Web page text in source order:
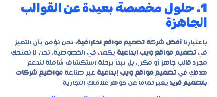
1. حلول مخصصة بعيدة عن القوالب
الجاهزة
باعتبارنا أفضل شركة تصميم مواقع احترافية، نحن نؤمن بأن التميز
في تصميم مواقع ويب إبداعية يكمن في الخصوصية. نحن لا نمنحكِ
مجرد قالب جاهز أو مكرر، بل نبدأ برحلة استكشاف شاملة لندعم
هدفكِ في تصميم مواقع ويب إبداعية عبر صناعة مواضيع شركات
بتصميم فريديعبر تماماً عن جوهر علامتكِ التجارية.